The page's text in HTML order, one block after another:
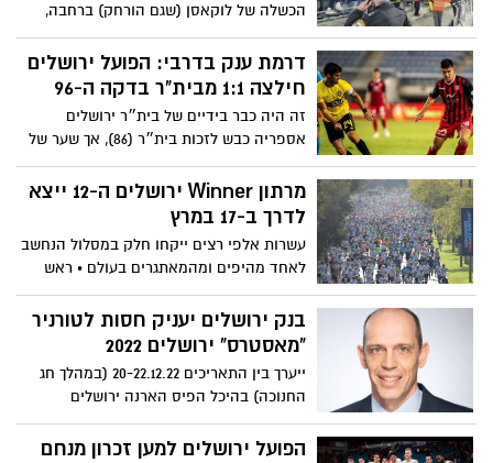
הכשלה של לוקאסן (שגם הורחק) ברחבה,
ומצא את אספריה (61) עם בישול 11 העונה •
זהבי השווה פעמיים (40, 69) עם שתי נגיחות
נהדרות • בשני הבא: אייטור קראנקה ושחקניו
למשחק מכריע על תואר האליפות
דרמת ענק בדרבי: הפועל ירושלים
חילצה 1:1 מבית"ר בדקה ה-96
זה היה כבר בידיים של בית״ר ירושלים
אספריה כבש לזכות בית״ר (86), אך שער של
אופק ביטון בתוספת הזמן בדקה ה-96 קבע
תיקו בטדי. שער של ירדן שועה נפסל במחצית
הראשונה
מרתון Winner ירושלים ה-12 ייצא
לדרך ב-17 במרץ
עשרות אלפי רצים ייקחו חלק במסלול הנחשב
לאחד מהיפים ומהמאתגרים בעולם • ראש
העיר משה ליאון: "ירושלים מזמינה ספורטאים
מקצועיים, חובבי ריצה וספורט ומשפחות
מהארץ ומהעולם, להירשם ולקחת חלק באחד
בנק ירושלים יעניק חסות לטורניר
"מאסטרס" ירושלים 2022
ייערך בין התאריכים 20-22.12.22 (במהלך חג
החנוכה) בהיכל הפיס הארנה ירושלים
הפועל ירושלים למען זכרון מנחם